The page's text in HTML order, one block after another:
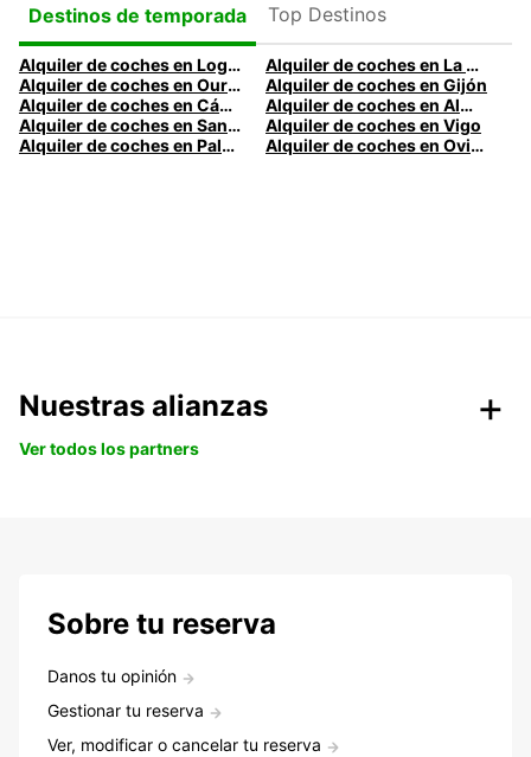
Destinos de temporada
Top Destinos
Alquiler de coches en Logroño
Alquiler de coches en La Coruña
Alquiler de coches en Ourense
Alquiler de coches en Gijón
Alquiler de coches en Cádiz
Alquiler de coches en Almería
Alquiler de coches en Santander
Alquiler de coches en Vigo
Alquiler de coches en Palma
Alquiler de coches en Oviedo
Nuestras alianzas
Ver todos los partners
Sobre tu reserva
Danos tu opinión
Gestionar tu reserva
Ver, modificar o cancelar tu reserva